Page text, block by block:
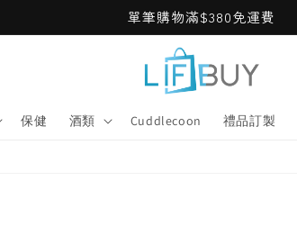
單筆購物滿$380免運費
保健 酒類 Cuddlecoon 禮品訂製